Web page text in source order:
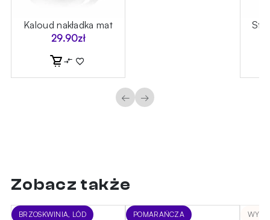
Kaloud nakładka mat
29.90zł
← →
Zobacz także
BRZOSKWINIA, LÓD POMARAŃCZA